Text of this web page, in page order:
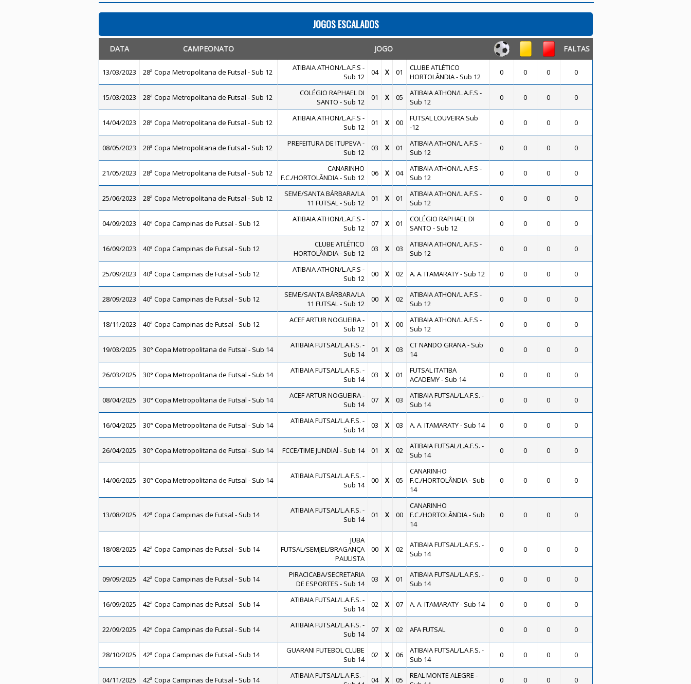
JOGOS ESCALADOS
DATA CAMPEONATO JOGO FALTAS
13/03/2023 28ª Copa Metropolitana de Futsal - Sub 12
ATIBAIA ATHON/L.A.F.S -
Sub 12
04 X 01
CLUBE ATLÉTICO
HORTOLÂNDIA - Sub 12
0 0 0 0
15/03/2023 28ª Copa Metropolitana de Futsal - Sub 12
COLÉGIO RAPHAEL DI
SANTO - Sub 12
01 X 05
ATIBAIA ATHON/L.A.F.S -
Sub 12
0 0 0 0
14/04/2023 28ª Copa Metropolitana de Futsal - Sub 12
ATIBAIA ATHON/L.A.F.S -
Sub 12
01 X 00
FUTSAL LOUVEIRA Sub
-12
0 0 0 0
08/05/2023 28ª Copa Metropolitana de Futsal - Sub 12
PREFEITURA DE ITUPEVA -
Sub 12
03 X 01
ATIBAIA ATHON/L.A.F.S -
Sub 12
0 0 0 0
21/05/2023 28ª Copa Metropolitana de Futsal - Sub 12
CANARINHO
F.C./HORTOLÂNDIA - Sub 12
06 X 04
ATIBAIA ATHON/L.A.F.S -
Sub 12
0 0 0 0
25/06/2023 28ª Copa Metropolitana de Futsal - Sub 12
SEME/SANTA BÁRBARA/LA
11 FUTSAL - Sub 12
01 X 01
ATIBAIA ATHON/L.A.F.S -
Sub 12
0 0 0 0
04/09/2023 40ª Copa Campinas de Futsal - Sub 12
ATIBAIA ATHON/L.A.F.S -
Sub 12
07 X 01
COLÉGIO RAPHAEL DI
SANTO - Sub 12
0 0 0 0
16/09/2023 40ª Copa Campinas de Futsal - Sub 12
CLUBE ATLÉTICO
HORTOLÂNDIA - Sub 12
03 X 03
ATIBAIA ATHON/L.A.F.S -
Sub 12
0 0 0 0
25/09/2023 40ª Copa Campinas de Futsal - Sub 12
ATIBAIA ATHON/L.A.F.S -
Sub 12
00 X 02 A. A. ITAMARATY - Sub 12 0 0 0 0
28/09/2023 40ª Copa Campinas de Futsal - Sub 12
SEME/SANTA BÁRBARA/LA
11 FUTSAL - Sub 12
00 X 02
ATIBAIA ATHON/L.A.F.S -
Sub 12
0 0 0 0
18/11/2023 40ª Copa Campinas de Futsal - Sub 12
ACEF ARTUR NOGUEIRA -
Sub 12
01 X 00
ATIBAIA ATHON/L.A.F.S -
Sub 12
0 0 0 0
19/03/2025 30° Copa Metropolitana de Futsal - Sub 14
ATIBAIA FUTSAL/L.A.F.S. -
Sub 14
01 X 03
CT NANDO GRANA - Sub
14
0 0 0 0
26/03/2025 30° Copa Metropolitana de Futsal - Sub 14
ATIBAIA FUTSAL/L.A.F.S. -
Sub 14
03 X 01
FUTSAL ITATIBA
ACADEMY - Sub 14
0 0 0 0
08/04/2025 30° Copa Metropolitana de Futsal - Sub 14
ACEF ARTUR NOGUEIRA -
Sub 14
07 X 03
ATIBAIA FUTSAL/L.A.F.S. -
Sub 14
0 0 0 0
16/04/2025 30° Copa Metropolitana de Futsal - Sub 14
ATIBAIA FUTSAL/L.A.F.S. -
Sub 14
03 X 03 A. A. ITAMARATY - Sub 14 0 0 0 0
26/04/2025 30° Copa Metropolitana de Futsal - Sub 14 FCCE/TIME JUNDIAÍ - Sub 14 01 X 02
ATIBAIA FUTSAL/L.A.F.S. -
Sub 14
0 0 0 0
14/06/2025 30° Copa Metropolitana de Futsal - Sub 14
ATIBAIA FUTSAL/L.A.F.S. -
Sub 14
00 X 05
CANARINHO
F.C./HORTOLÂNDIA - Sub
14
0 0 0 0
13/08/2025 42ª Copa Campinas de Futsal - Sub 14
ATIBAIA FUTSAL/L.A.F.S. -
Sub 14
01 X 00
CANARINHO
F.C./HORTOLÂNDIA - Sub
14
0 0 0 0
18/08/2025 42ª Copa Campinas de Futsal - Sub 14
JUBA
FUTSAL/SEMJEL/BRAGANÇA
PAULISTA
00 X 02
ATIBAIA FUTSAL/L.A.F.S. -
Sub 14
0 0 0 0
09/09/2025 42ª Copa Campinas de Futsal - Sub 14
PIRACICABA/SECRETARIA
DE ESPORTES - Sub 14
03 X 01
ATIBAIA FUTSAL/L.A.F.S. -
Sub 14
0 0 0 0
16/09/2025 42ª Copa Campinas de Futsal - Sub 14
ATIBAIA FUTSAL/L.A.F.S. -
Sub 14
02 X 07 A. A. ITAMARATY - Sub 14 0 0 0 0
22/09/2025 42ª Copa Campinas de Futsal - Sub 14
ATIBAIA FUTSAL/L.A.F.S. -
Sub 14
07 X 02 AFA FUTSAL 0 0 0 0
28/10/2025 42ª Copa Campinas de Futsal - Sub 14
GUARANI FUTEBOL CLUBE
Sub 14
02 X 06
ATIBAIA FUTSAL/L.A.F.S. -
Sub 14
0 0 0 0
04/11/2025 42ª Copa Campinas de Futsal - Sub 14
ATIBAIA FUTSAL/L.A.F.S. -
04 X 05
REAL MONTE ALEGRE -
0 0 0 0